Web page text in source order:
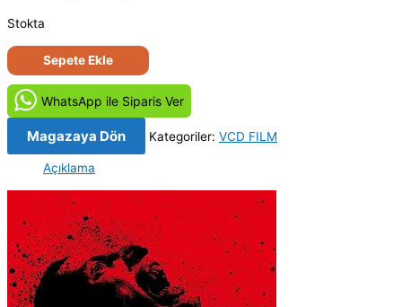
Stokta
30
Gün
Gece
-
Days
Night
(2007)
Orjinal
VCD
Film
adet
Sepete Ekle
WhatsApp ile Siparis Ver
Magazaya Dön Kategoriler: VCD FILM
Açıklama